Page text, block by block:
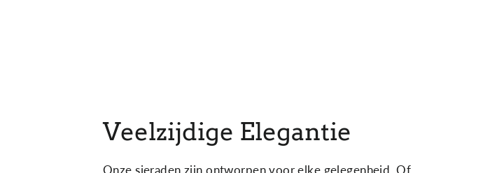
Veelzijdige Elegantie
Onze sieraden zijn ontworpen voor elke gelegenheid. Of